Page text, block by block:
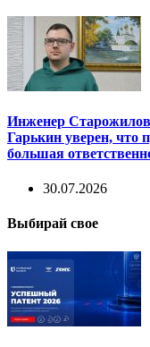
Инженер
Гарькин уверен, что
большая
30.07.2026
Выбирай свое